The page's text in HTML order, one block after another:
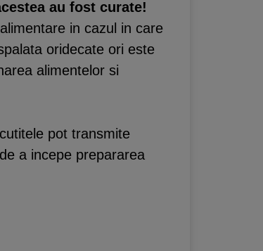
au fost curate!
in cazul in care
oridecate ori este
alimentelor si
pot transmite
a incepe prepararea